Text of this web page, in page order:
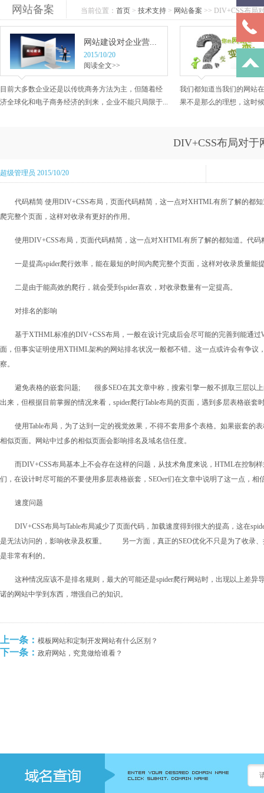
网站备案 当前位置： 首页 > 技术支持 > 网站备案 >> DIV+CSS布局
网站建设对企业营...
2015/10/20
阅读全文>>
目前大多数企业还是以传统商务方法为主，但随着经
济全球化和电子商务经济的到来，企业不能只局限于...
我们都知道当我们的网站
果不是那么的理想，这时
DIV+CSS布局对
超级管理员 2015/10/20
代码精简 使用DIV+CSS布局，页面代码精简，这一点对XHTML有所了解的都
爬完整个页面，这样对收录有更好的作用。
使用DIV+CSS布局，页面代码精简，这一点对XHTML有所了解的都知道。代
一是提高spider爬行效率，能在最短的时间内爬完整个页面，这样对收录质量能
二是由于能高效的爬行，就会受到spider喜欢，对收录数量有一定提高。
对排名的影响
基于XTHML标准的DIV+CSS布局，一般在设计完成后会尽可能的完善到能通
面，但事实证明使用XTHML架构的网站排名状况一般都不错。这一点或许会有争
察。
避免表格的嵌套问题; 很多SEO在其文章中称，搜索引擎一般不抓取三层以
出来，但根据目前掌握的情况来看，spider爬行Table布局的页面，遇到多层表格嵌
使用Table布局，为了达到一定的视觉效果，不得不套用多个表格。如果嵌套的
相似页面。网站中过多的相似页面会影响排名及域名信任度。
而DIV+CSS布局基本上不会存在这样的问题，从技术角度来说，HTML在控制
们，在设计时尽可能的不要使用多层表格嵌套，SEOer们在文章中说明了这一点，相
速度问题
DIV+CSS布局与Table布局减少了页面代码，加载速度得到很大的提高，这在
是无法访问的，影响收录及权重。 另一方面，真正的SEO优化不只是为了收录、
是非常有利的。
这种情况应该不是排名规则，最大的可能还是spider爬行网站时，出现以上差
诺的网站中学到东西，增强自己的知识。
上一条： 模板网站和定制开发网站有什么区别？
下一条： 政府网站，究竟做给谁看？